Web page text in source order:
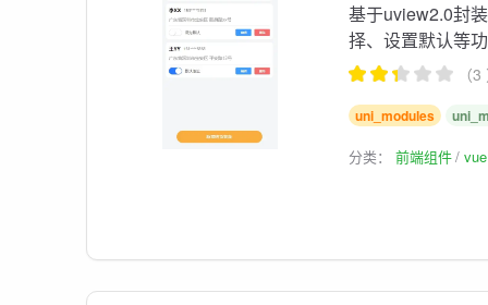
基于uview2.0封
择、设置默认等
（
uni_modules
分类：前端组件